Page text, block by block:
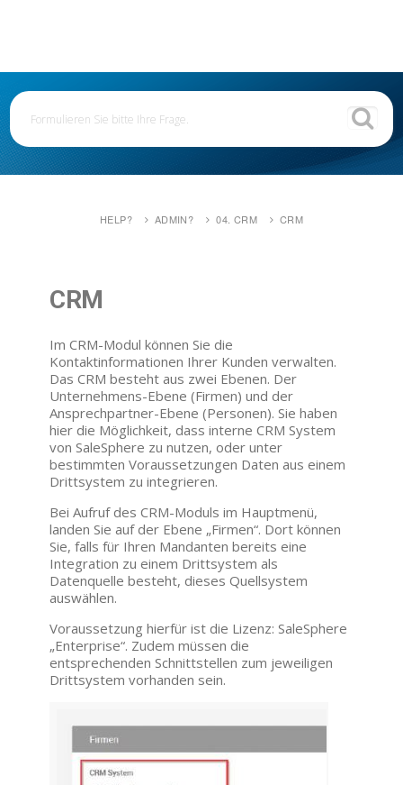
HELP? ADMIN? 04. CRM CRM
CRM
Im CRM-Modul können Sie die
Kontaktinformationen Ihrer Kunden verwalten.
Das CRM besteht aus zwei Ebenen. Der
Unternehmens-Ebene (Firmen) und der
Ansprechpartner-Ebene (Personen). Sie haben
hier die Möglichkeit, dass interne CRM System
von SaleSphere zu nutzen, oder unter
bestimmten Voraussetzungen Daten aus einem
Drittsystem zu integrieren.
Bei Aufruf des CRM-Moduls im Hauptmenü,
landen Sie auf der Ebene „Firmen“. Dort können
Sie, falls für Ihren Mandanten bereits eine
Integration zu einem Drittsystem als
Datenquelle besteht, dieses Quellsystem
auswählen.
Voraussetzung hierfür ist die Lizenz: SaleSphere
„Enterprise“. Zudem müssen die
entsprechenden Schnittstellen zum jeweiligen
Drittsystem vorhanden sein.